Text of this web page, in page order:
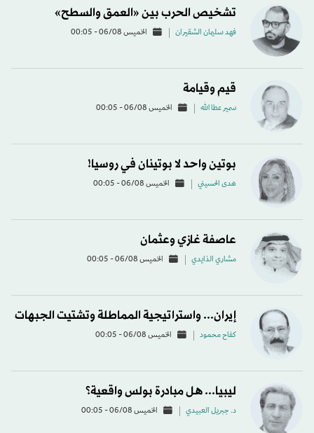
تشخيص الحرب بين «العمق والسطح»
فهد سليمان الشقيران الخميس 06/08 - 00:05
قيم وقيامة
سمير عطا الله الخميس 06/08 - 00:05
بوتين واحد لا بوتينان في روسيا!
هدى الحسيني الخميس 06/08 - 00:05
عاصفة غازي وعثمان
مشاري الذايدي الخميس 06/08 - 00:05
إيران... واستراتيجية المماطلة وتشتيت الجبهات
كفاح محمود الخميس 06/08 - 00:05
ليبيا... هل مبادرة بولس واقعية؟
د. جبريل العبيدي الخميس 06/08 - 00:05